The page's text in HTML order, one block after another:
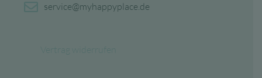
service@myhappyplace.de